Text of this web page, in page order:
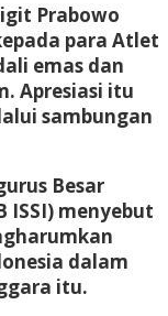
Prabowo
para Atlet
emas dan
Apresiasi itu
sambungan
Besar
ISSI) menyebut
dalam
itu.